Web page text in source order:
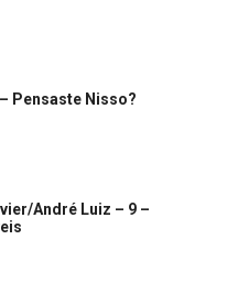
Pensaste Nisso?
André Luiz – 9 –